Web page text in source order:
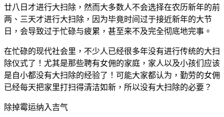
廿八日才进行大扫除，然而大多数人不会选择在农历新年的前
两、三天才进行大扫除，因为毕竟时间过于接近新年的大节
日，会导致过于忙碌与疲累，甚至来不及完全彻底地完事。
在忙碌的现代社会里，不少人已经很多年没有进行传统的大扫
除仪式了！尤其是那些聘有女佣的家庭，家人以及小孩们应该
是自小都没有大扫除的经验了！可能大家都认为，勤劳的女佣
已经每天把家里打扫得清洁如新，所以没有大扫除的必要？
除掉霉运纳入吉气